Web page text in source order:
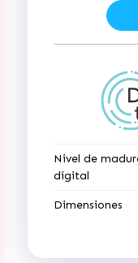
Nivel de
digital
Dimensiones